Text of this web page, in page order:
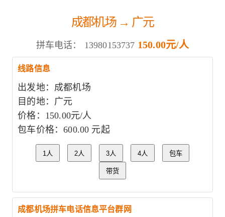
成都机场 → 广元
拼车电话： 13980153737 150.00元/人
线路信息
出发地：成都机场
目的地：广元
价格：150.00元/人
包车价格：600.00 元起
1人 2人 3人 4人 包车
带货
成都机场拼车电话信息平台群网